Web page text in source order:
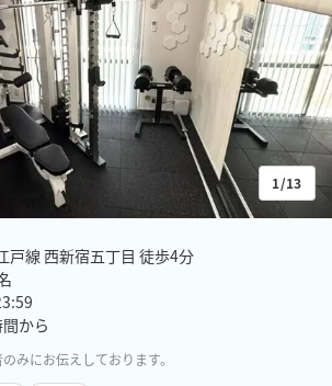
1/13
戸線 西新宿五丁目 徒歩4分
から
みにお伝えしております。